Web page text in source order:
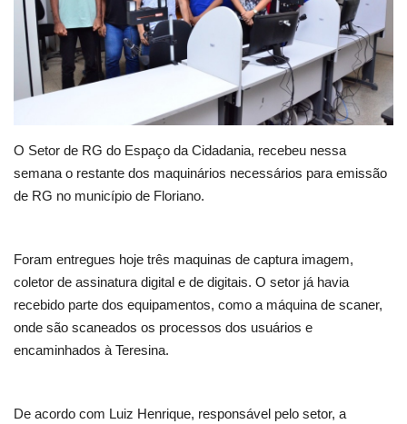
O Setor de RG do Espaço da Cidadania, recebeu nessa
semana o restante dos maquinários necessários para emissão
de RG no município de Floriano.
Foram entregues hoje três maquinas de captura imagem,
coletor de assinatura digital e de digitais. O setor já havia
recebido parte dos equipamentos, como a máquina de scaner,
onde são scaneados os processos dos usuários e
encaminhados à Teresina.
De acordo com Luiz Henrique, responsável pelo setor, a